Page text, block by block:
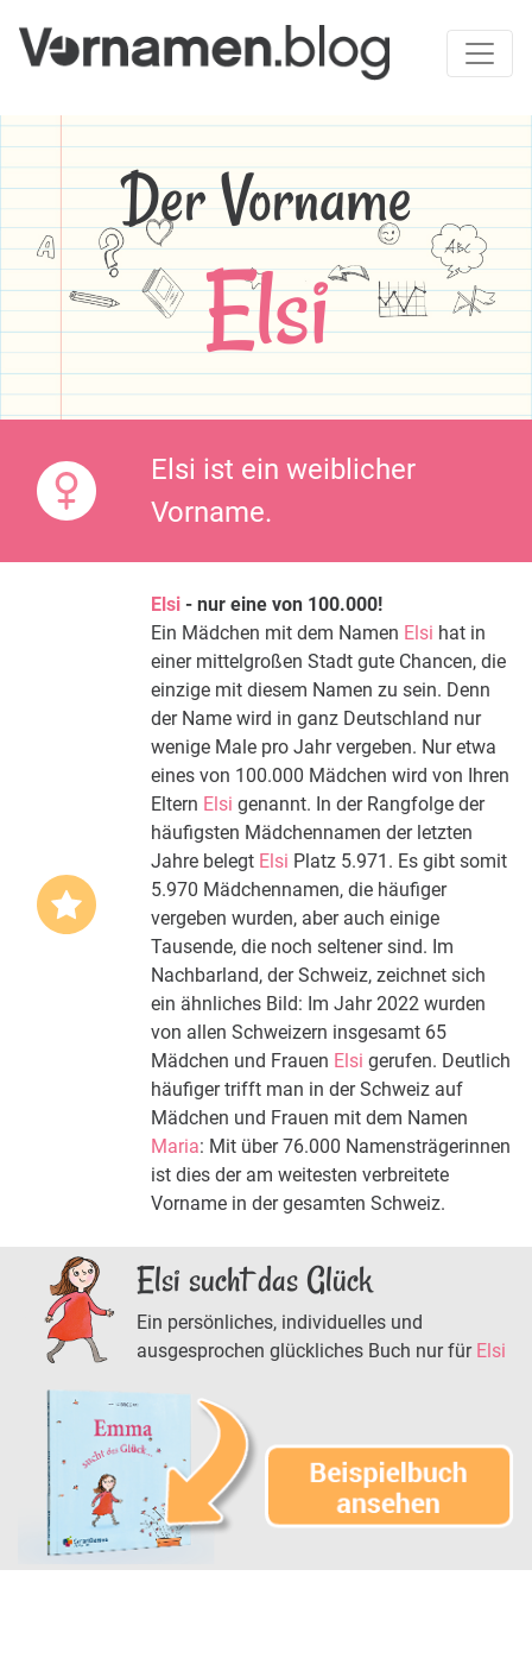
Der Vorname
Elsi
Elsi ist ein weiblicher
Vorname.
Elsi - nur eine von 100.000!
Ein Mädchen mit dem Namen Elsi hat in
einer mittelgroßen Stadt gute Chancen, die
einzige mit diesem Namen zu sein. Denn
der Name wird in ganz Deutschland nur
wenige Male pro Jahr vergeben. Nur etwa
eines von 100.000 Mädchen wird von Ihren
Eltern Elsi genannt. In der Rangfolge der
häufigsten Mädchennamen der letzten
Jahre belegt Elsi Platz 5.971. Es gibt somit
5.970 Mädchennamen, die häufiger
vergeben wurden, aber auch einige
Tausende, die noch seltener sind. Im
Nachbarland, der Schweiz, zeichnet sich
ein ähnliches Bild: Im Jahr 2022 wurden
von allen Schweizern insgesamt 65
Mädchen und Frauen Elsi gerufen. Deutlich
häufiger trifft man in der Schweiz auf
Mädchen und Frauen mit dem Namen
Maria: Mit über 76.000 Namensträgerinnen
ist dies der am weitesten verbreitete
Vorname in der gesamten Schweiz.
Elsi sucht das Glück
Ein persönliches, individuelles und
ausgesprochen glückliches Buch nur für Elsi